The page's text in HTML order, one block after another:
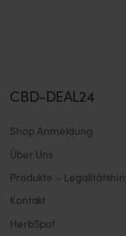
CBD-DEAL24
Shop Anmeldung
Über Uns
Produkte –
Kontakt
HerbSpot